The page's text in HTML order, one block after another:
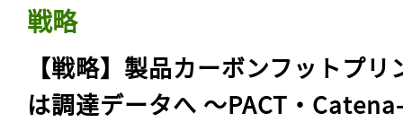
戦略
【戦略】製品カーボンフットプリ
は調達データへ 〜PACT・